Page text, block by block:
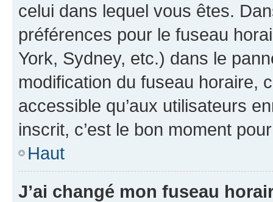
celui dans lequel vous êtes.
préférences pour le fuseau
York, Sydney, etc.) dans le
modification du fuseau horaire,
accessible qu’aux utilisateurs
inscrit, c’est le bon moment
Haut
J’ai changé mon fuseau